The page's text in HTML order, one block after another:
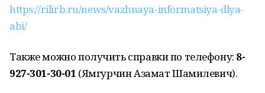
https://rilirb.ru/news/vazhnaya-informatsiya-dlya-
abi/
Также можно получить справки по телефону: 8-
927-301-30-01 (Ямгурчин Азамат Шамилевич).